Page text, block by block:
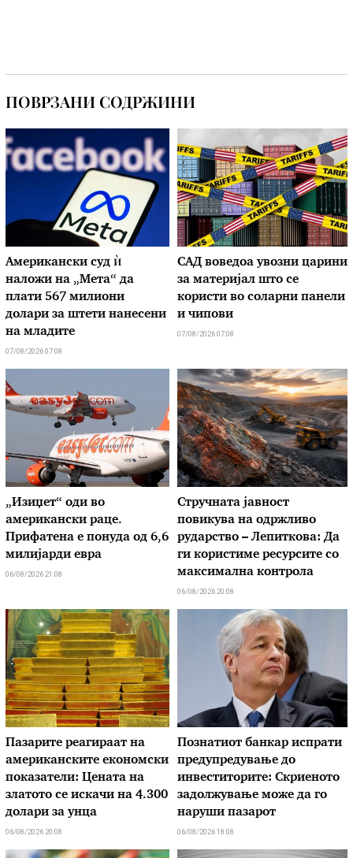
ПОВРЗАНИ СОДРЖИНИ
Американски суд ѝ
наложи на „Мета“ да
плати 567 милиони
долари за штети нанесени
на младите
07/08/2026 07:08
САД воведоа увозни царини
за материјал што се
користи во соларни панели
и чипови
07/08/2026 07:08
„Изиџет“ оди во
американски раце.
Прифатена е понуда од 6,6
милијарди евра
06/08/2026 21:08
Стручната јавност
повикува на одржливо
рударство – Лепиткова: Да
ги користиме ресурсите со
максимална контрола
06/08/2026 20:08
Пазарите реагираат на
американските економски
показатели: Цената на
златото се искачи на 4.300
долари за унца
06/08/2026 20:08
Познатиот банкар испрати
предупредување до
инвеститорите: Скриеното
задолжување може да го
наруши пазарот
06/08/2026 18:08